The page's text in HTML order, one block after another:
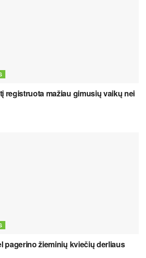
registruota mažiau gimusių vaikų nei
pagerino žieminių kviečių derliaus